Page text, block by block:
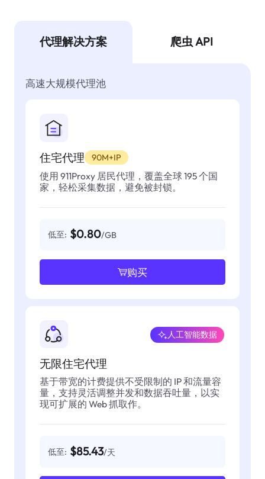
代理解决方案 爬虫 API
高速大规模代理池
住宅代理 90M+IP
使用 911Proxy 居民代理，覆盖全球 195 个国
家，轻松采集数据，避免被封锁。
低至: $0.80/GB
购买
无限住宅代理
人工智能数据
基于带宽的计费提供不受限制的 IP 和流量容
量，支持灵活调整并发和数据吞吐量，以实
现可扩展的 Web 抓取作。
低至: $85.43/天